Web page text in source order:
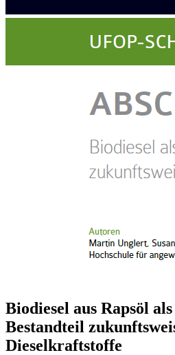
Biodiesel aus Rapsöl
Bestandteil
Dieselkraftstoffe